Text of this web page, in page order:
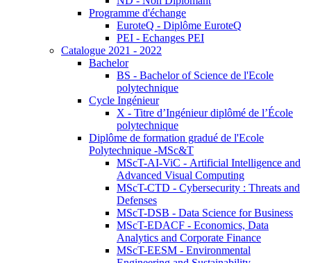
Programme d'échange
EuroteQ - Diplôme EuroteQ
PEI - Echanges PEI
Catalogue 2021 - 2022
Bachelor
BS - Bachelor of Science de l'Ecole
polytechnique
Cycle Ingénieur
X - Titre d’Ingénieur diplômé de l’École
polytechnique
Diplôme de formation gradué de l'Ecole
Polytechnique -MSc&T
MScT-AI-ViC - Artificial Intelligence and
Advanced Visual Computing
MScT-CTD - Cybersecurity : Threats and
Defenses
MScT-DSB - Data Science for Business
MScT-EDACF - Economics, Data
Analytics and Corporate Finance
MScT-EESM - Environmental